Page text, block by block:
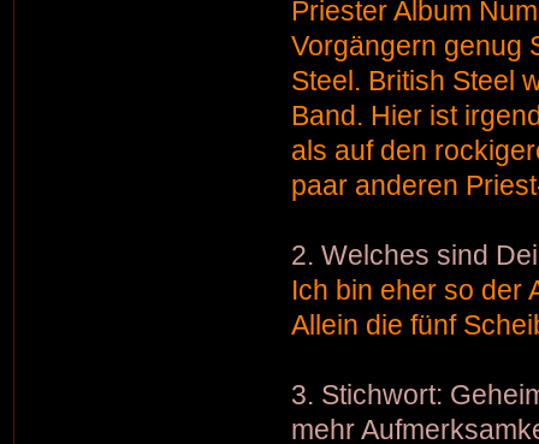
Priester Album
Vorgängern genug
Steel. British Steel
Band. Hier ist
als auf den
paar anderen
2. Welches sind
Ich bin eher so der
Allein die fünf
3. Stichwort:
mehr